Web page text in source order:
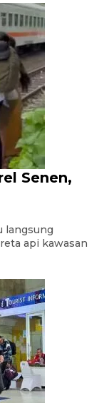
Senen,
langsung
api kawasan